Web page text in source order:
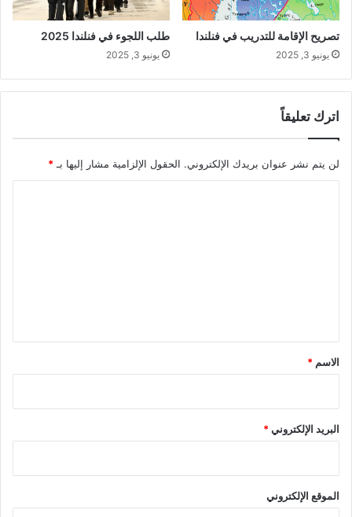
تصريح الإقامة للتدريب في فنلندا
يونيو 3, 2025
طلب اللجوء في فنلندا 2025
يونيو 3, 2025
اترك تعليقاً
لن يتم نشر عنوان بريدك الإلكتروني. الحقول الإلزامية مشار إليها بـ*
*
الاسم *
البريد الإلكتروني*
الموقع الإلكتروني